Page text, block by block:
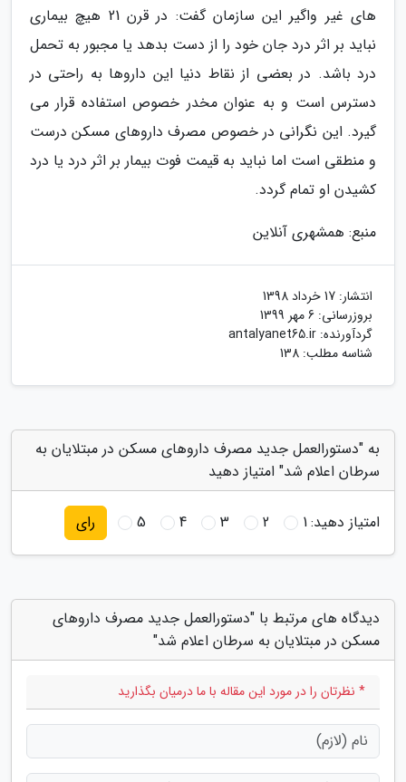
های غیر واگیر این سازمان گفت: در قرن 21 هیچ بیماری
نباید بر اثر درد جان خود را از دست بدهد یا مجبور به تحمل
درد باشد. در بعضی از نقاط دنیا این داروها به راحتی در
دسترس است و به عنوان مخدر خصوص استفاده قرار می
گیرد. این نگرانی در خصوص مصرف داروهای مسکن درست
و منطقی است اما نباید به قیمت فوت بیمار بر اثر درد یا درد
کشیدن او تمام گردد.
منبع: همشهری آنلاین
انتشار: 17 خرداد 1398
بروزرسانی: 6 مهر 1399
گردآورنده: antalyanet65.ir
شناسه مطلب: 138
به "دستورالعمل جدید مصرف داروهای مسکن در مبتلایان به
سرطان اعلام شد" امتیاز دهید
امتیاز دهید:1
2
3
4
5 رای
دیدگاه های مرتبط با "دستورالعمل جدید مصرف داروهای
مسکن در مبتلایان به سرطان اعلام شد"
* نظرتان را در مورد این مقاله با ما درمیان بگذارید